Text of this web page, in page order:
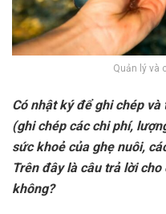
Quản lý và
Có nhật ký để ghi chép
(ghi chép các chi phí,
sức khoẻ của ghẹ nuôi,
Trên đây là câu trả lời
không?